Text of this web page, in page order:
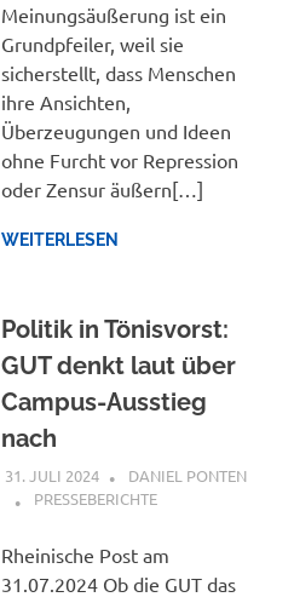
Meinungsäußerung ist ein
Grundpfeiler, weil sie
sicherstellt, dass Menschen
ihre Ansichten,
Überzeugungen und Ideen
ohne Furcht vor Repression
oder Zensur äußern[…]
WEITERLESEN
Politik in Tönisvorst:
GUT denkt laut über
Campus-Ausstieg
nach
31. JULI 2024
DANIEL PONTEN
PRESSEBERICHTE
Rheinische Post am
31.07.2024 Ob die GUT das